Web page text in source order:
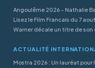
Angoulême 2026 - Nathalie
Lisez le Film Francais du 7
Warner décale un titre de
ACTUALITÉ
Mostra 2026 : Un lauréat